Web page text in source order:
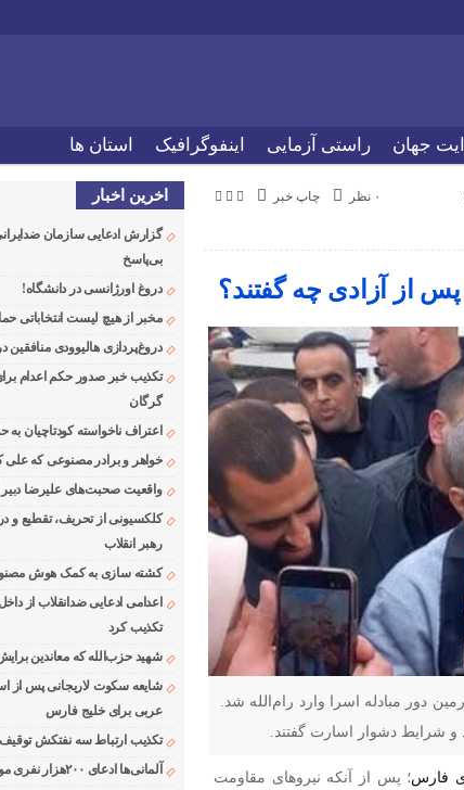
جهان راستی آزمایی اینفوگرافیک استان ها
چاپ خبر
۰ نظر
از آزادی چه گفتند؟
دور مبادله اسرا وارد رام‌الله شد.
شرایط دشوار اسارت گفتند.
فارس؛ پس از آنکه نیروهای مقاومت
اخرین اخبار
گزارش ادعایی سازمان
بی‌پاسخ
دروغ اورژانسی در دانشگاه!
مخبر از هیچ لیست انتخاباتی
دروغ‌پردازی هالیوودی منافقین
تکذیب خبر صدور حکم اعدام
گرگان
اعتراف ناخواسته کودتاچیان به
خواهر و برادر مصنوعی که علی
واقعیت صحبت‌های علیرضا
کلکسیونی از تحریف، تقطیع و
رهبر انقلاب
کشته سازی به کمک هوش
اعدامی ادعایی ضدانقلاب از
تکذیب کرد
شهید حزب‌الله که معاندین
شایعه سکوت لاریجانی پس از
عربی برای خلیج فارس
تکذیب ارتباط سه نفتکش
آلمانی‌ها ادعای ۲۰۰هزار نفری مونیخ را زیر سوال بردند